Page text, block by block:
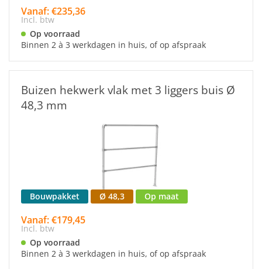
Vanaf: €235,36
Incl. btw
Op voorraad
Binnen 2 à 3 werkdagen in huis, of op afspraak
Buizen hekwerk vlak met 3 liggers buis Ø
48,3 mm
Bouwpakket Ø 48,3 Op maat
Vanaf: €179,45
Incl. btw
Op voorraad
Binnen 2 à 3 werkdagen in huis, of op afspraak